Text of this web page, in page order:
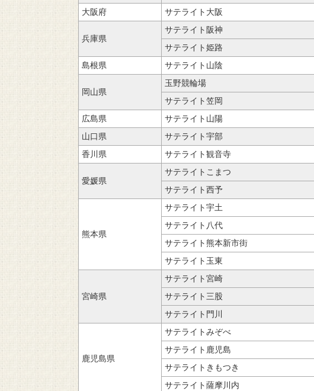
大阪府
サテライト大阪
兵庫県
サテライト阪神
サテライト姫路
島根県
サテライト山陰
岡山県
玉野競輪場
サテライト笠岡
広島県
サテライト山陽
山口県
サテライト宇部
香川県
サテライト観音寺
愛媛県
サテライトこまつ
サテライト西予
熊本県
サテライト宇土
サテライト八代
サテライト熊本新市街
サテライト玉東
宮崎県
サテライト宮崎
サテライト三股
サテライト門川
鹿児島県
サテライトみぞべ
サテライト鹿児島
サテライトきもつき
サテライト薩摩川内